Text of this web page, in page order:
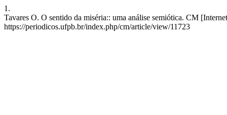
1.
Tavares O. O sentido da miséria:: uma análise semiótica. CM
https://periodicos.ufpb.br/index.php/cm/article/view/11723